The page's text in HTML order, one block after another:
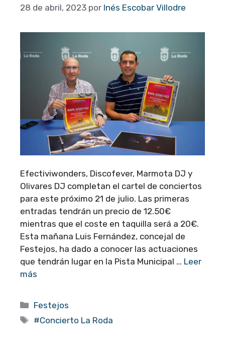
28 de abril, 2023 por Inés Escobar Villodre
Efectiviwonders, Discofever, Marmota DJ y
Olivares DJ completan el cartel de conciertos
para este próximo 21 de julio. Las primeras
entradas tendrán un precio de 12.50€
mientras que el coste en taquilla será a 20€.
Esta mañana Luis Fernández, concejal de
Festejos, ha dado a conocer las actuaciones
que tendrán lugar en la Pista Municipal … Leer
más
Categorías
Festejos
Etiquetas
#Concierto La Roda